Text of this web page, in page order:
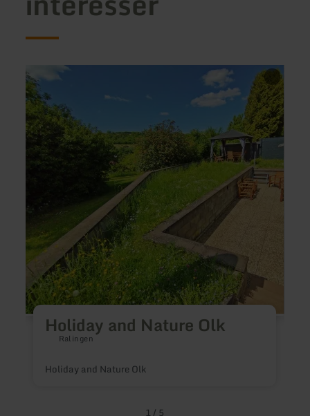
Holiday and Nature Olk
Ralingen
Holiday and Nature Olk
en
savoir
plus
sur
:
Holiday
and
Nature
savoir
sur
:
Hahn
1 / 5